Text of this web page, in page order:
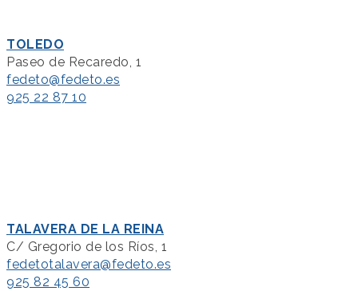
TOLEDO
Paseo de Recaredo, 1
fedeto@fedeto.es
925 22 87 10
TALAVERA DE LA REINA
C/ Gregorio de los Ríos, 1
fedetotalavera@fedeto.es
925 82 45 60